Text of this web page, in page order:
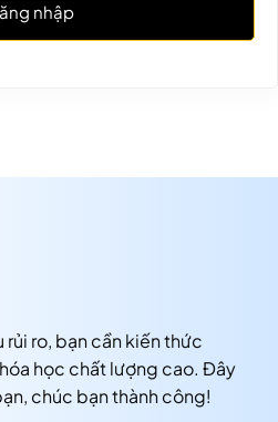
nhập
rủi ro, bạn cần kiến thức
học chất lượng cao. Đây
chúc bạn thành công!